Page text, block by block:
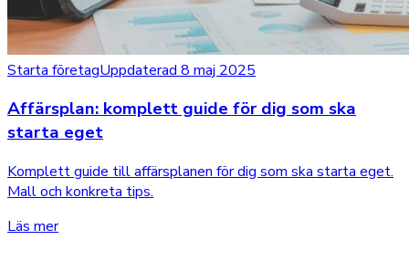
Starta företagUppdaterad 8 maj 2025
Affärsplan: komplett guide för dig som ska
starta eget
Komplett guide till affärsplanen för dig som ska starta eget.
Mall och konkreta tips.
Läs mer